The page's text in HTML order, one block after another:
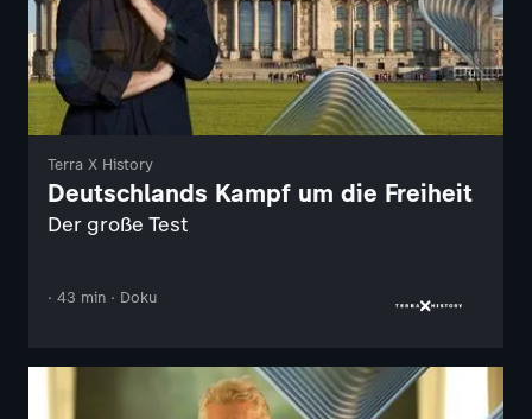
Terra X History
Deutschlands Kampf um die Freiheit
Der große Test
· 43 min · Doku